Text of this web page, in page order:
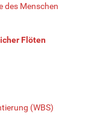
des Menschen
Flöten
(WBS)